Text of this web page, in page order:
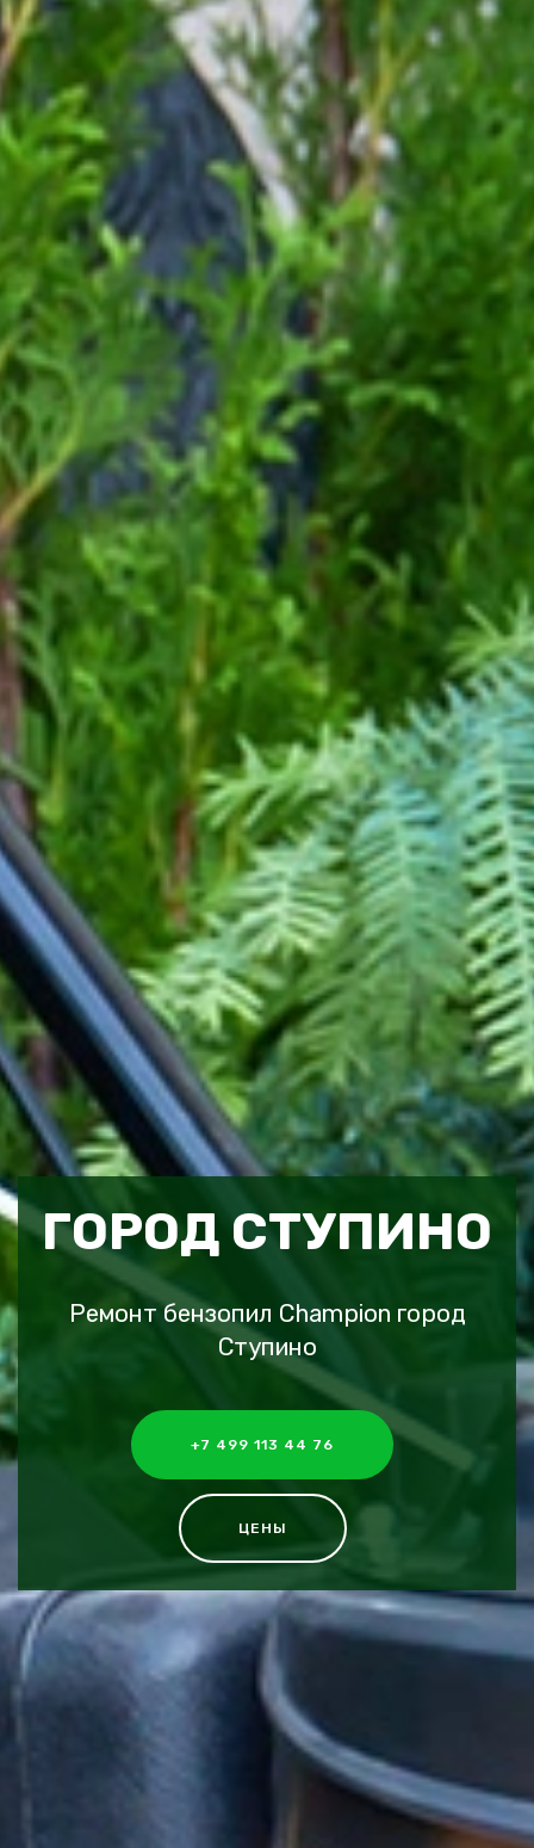
ГОРОД СТУПИНО
Ремонт бензопил Champion город
Ступино
+7 499 113 44 76
ЦЕНЫ